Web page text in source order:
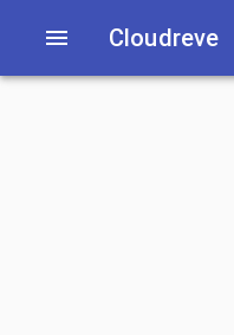
Cloudreve